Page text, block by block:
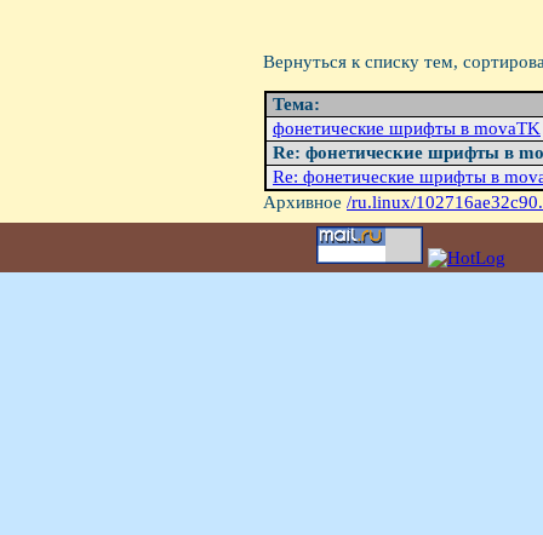
Вернуться к списку тем,
Тема:
фонетические шрифты в movaTK
Re: фонетические шрифты в
Re: фонетические шрифты в
Архивное /ru.linux/